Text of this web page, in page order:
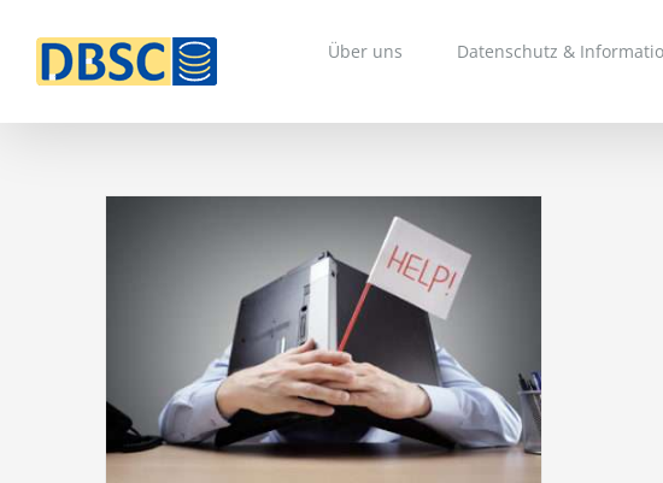
Inhalt
springen
Über uns Datenschutz &